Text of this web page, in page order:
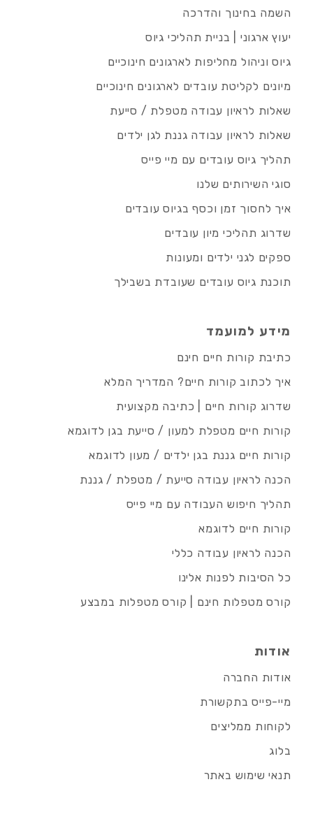
השמה בחינוך והדרכה
יעוץ ארגוני | בניית תהליכי גיוס
גיוס וניהול מחליפות לארגונים חינוכיים
מיונים לקליטת עובדים לארגונים חינוכיים
שאלות לראיון עבודה מטפלת / סייעת
שאלות לראיון עבודה גננת לגן ילדים
תהליך גיוס עובדים עם מיי פייס
סוגי השירותים שלנו
איך לחסוך זמן וכסף בגיוס עובדים
שדרוג תהליכי מיון עובדים
ספקים לגני ילדים ומעונות
תוכנת גיוס עובדים שעובדת בשבילך
מידע למועמד
כתיבת קורות חיים חינם
איך לכתוב קורות חיים? המדריך המלא
שדרוג קורות חיים | כתיבה מקצועית
קורות חיים מטפלת למעון / סייעת בגן לדוגמא
קורות חיים גננת בגן ילדים / מעון לדוגמא
הכנה לראיון עבודה סייעת / מטפלת / גננת
תהליך חיפוש העבודה עם מיי פייס
קורות חיים לדוגמא
הכנה לראיון עבודה כללי
כל הסיבות לפנות אלינו
קורס מטפלות חינם | קורס מטפלות במבצע
אודות
אודות החברה
מיי-פייס בתקשורת
לקוחות ממליצים
בלוג
תנאי שימוש באתר